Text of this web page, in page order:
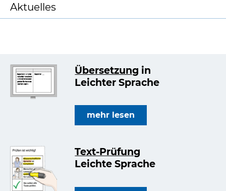
Aktuelles
Übersetzung in
Leichter Sprache
mehr lesen
Text-Prüfung
Leichte Sprache